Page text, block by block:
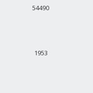
54490
1953